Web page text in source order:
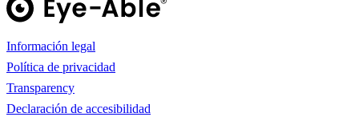
Información legal
Política de privacidad
Transparency
Declaración de accesibilidad